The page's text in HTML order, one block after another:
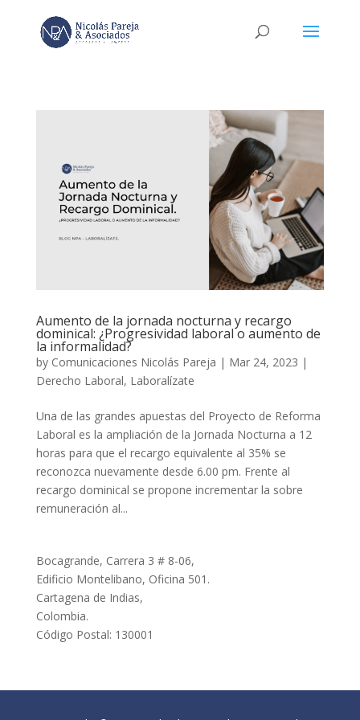
Aumento de la jornada nocturna y recargo
dominical: ¿Progresividad laboral o aumento de
la informalidad?
by Comunicaciones Nicolás Pareja | Mar 24, 2023 |
Derecho Laboral, Laboralízate
Una de las grandes apuestas del Proyecto de Reforma
Laboral es la ampliación de la Jornada Nocturna a 12
horas para que el recargo equivalente al 35% se
reconozca nuevamente desde 6.00 pm. Frente al
recargo dominical se propone incrementar la sobre
remuneración al...
Bocagrande, Carrera 3 # 8-06,
Edificio Montelibano, Oficina 501.
Cartagena de Indias,
Colombia.
Código Postal: 130001